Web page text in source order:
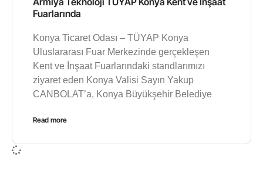
Fuarlarında
Konya Ticaret Odası – TÜYAP Konya
Uluslararası Fuar Merkezinde gerçekleşen
Kent ve İnşaat Fuarlarındaki standlarımızı
ziyaret eden Konya Valisi Sayın Yakup
CANBOLAT’a, Konya Büyükşehir Belediye
Read more